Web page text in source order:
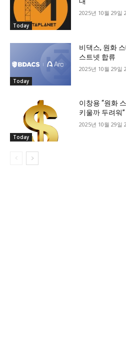
Today
2025년 10월 29일
Today
비댁스, 원화 스
스트넷 합류
2025년 10월 29일
Today
이창용 “원화
키울까 두려워”
2025년 10월 29일